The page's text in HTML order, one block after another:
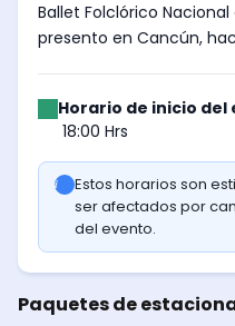
Ballet Folclórico
presento en Cancún,
Horario de inicio del
18:00 Hrs
Estos horarios son
ser afectados por
del evento.
Paquetes de